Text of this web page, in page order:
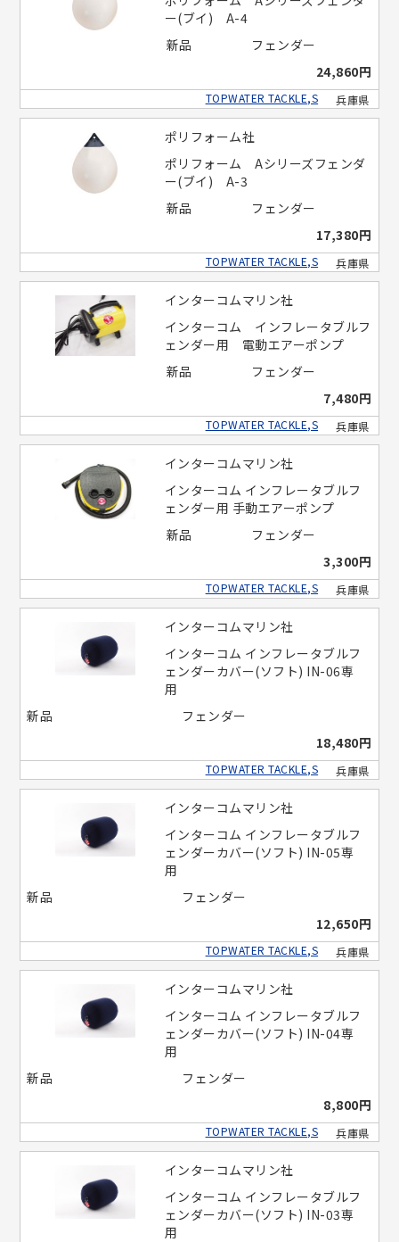
ー(ブイ) A-4
新品
フェンダー
24,860円
兵庫県
TOPWATER TACKLE,S
ポリフォーム社
ポリフォーム Aシリーズフェンダ
ー(ブイ) A-3
新品
フェンダー
17,380円
兵庫県
TOPWATER TACKLE,S
インターコムマリン社
インターコム インフレータブルフ
ェンダー用 電動エアーポンプ
新品
フェンダー
7,480円
兵庫県
TOPWATER TACKLE,S
インターコムマリン社
インターコム インフレータブルフ
ェンダー用 手動エアーポンプ
新品
フェンダー
3,300円
兵庫県
TOPWATER TACKLE,S
インターコムマリン社
インターコム インフレータブルフ
ェンダーカバー(ソフト) IN-06専
用
新品
フェンダー
18,480円
兵庫県
TOPWATER TACKLE,S
インターコムマリン社
インターコム インフレータブルフ
ェンダーカバー(ソフト) IN-05専
用
新品
フェンダー
12,650円
兵庫県
TOPWATER TACKLE,S
インターコムマリン社
インターコム インフレータブルフ
ェンダーカバー(ソフト) IN-04専
用
新品
フェンダー
8,800円
兵庫県
TOPWATER TACKLE,S
インターコムマリン社
インターコム インフレータブルフ
ェンダーカバー(ソフト) IN-03専
用